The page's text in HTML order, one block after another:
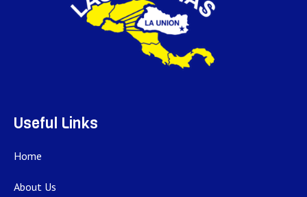
Useful Links
Home
About Us